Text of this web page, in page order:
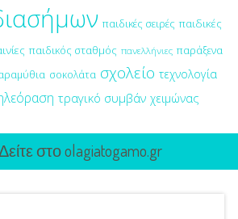
παιδικές σειρές παιδικές
παιδικός σταθμός πανελλήνιες παράξενα
σοκολάτα σχολείο τεχνολογία
τραγικό συμβάν χειμώνας
στο olagiatogamo.gr